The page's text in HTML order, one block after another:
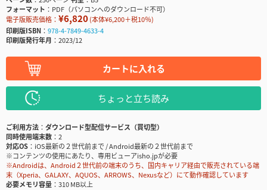
フォーマット
PDF（パソコンへのダウンロード不可）
電子版販売価格： ¥6,820(本体¥6,200＋税10％)
印刷版ISBN
978-4-7849-4633-4
印刷版発行年月
2023/12
カートに入れる
ちょっと立ち読み
ご利用方法
ダウンロード型配信サービス（買切型）
同時使用端末数
2
対応OS
iOS最新の２世代前まで / Android最新の２世代前まで
※コンテンツの使用にあたり、専用ビューアisho.jpが必要
※Androidは、Android２世代前の端末のうち、国内キャリア経由で販売されている端
末（Xperia、GALAXY、AQUOS、ARROWS、Nexusなど）にて動作確認しています
必要メモリ容量
310 MB以上